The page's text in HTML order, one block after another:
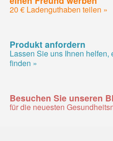
20 € Ladenguthaben teilen »
Produkt anfordern
Lassen Sie uns Ihnen helfen,
finden »
Besuchen Sie unseren
für die neuesten